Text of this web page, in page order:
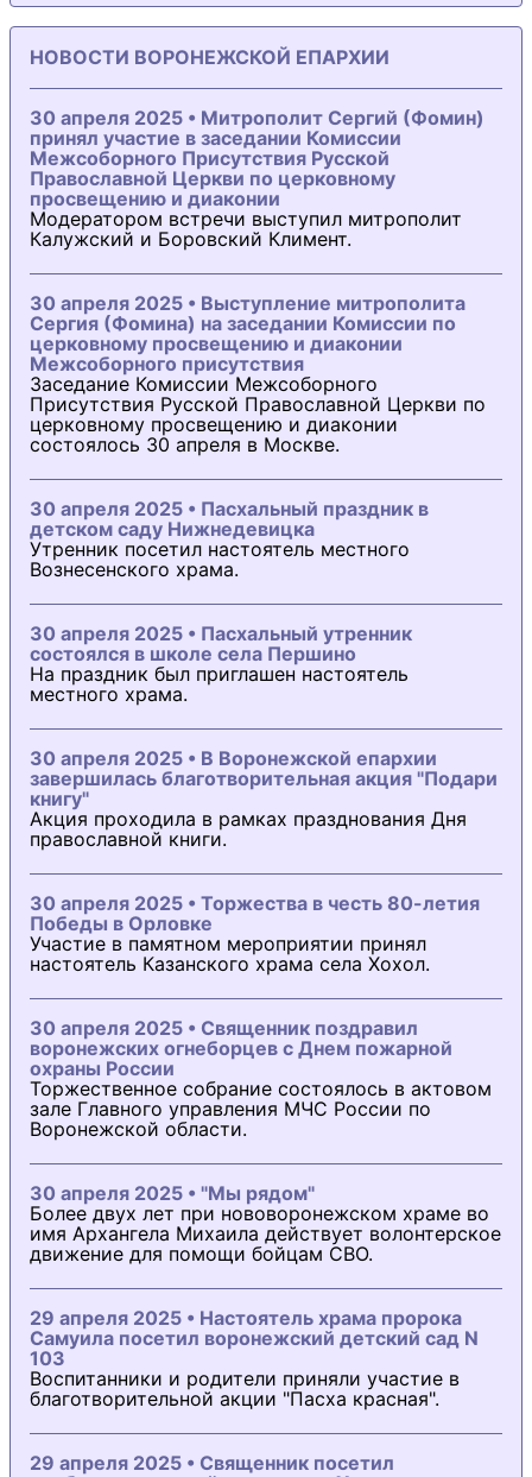
НОВОСТИ ВОРОНЕЖСКОЙ ЕПАРХИИ
30 апреля 2025 • Митрополит Сергий (Фомин)
принял участие в заседании Комиссии
Межсоборного Присутствия Русской
Православной Церкви по церковному
просвещению и диаконии
Модератором встречи выступил митрополит
Калужский и Боровский Климент.
30 апреля 2025 • Выступление митрополита
Сергия (Фомина) на заседании Комиссии по
церковному просвещению и диаконии
Межсоборного присутствия
Заседание Комиссии Межсоборного
Присутствия Русской Православной Церкви по
церковному просвещению и диаконии
состоялось 30 апреля в Москве.
30 апреля 2025 • Пасхальный праздник в
детском саду Нижнедевицка
Утренник посетил настоятель местного
Вознесенского храма.
30 апреля 2025 • Пасхальный утренник
состоялся в школе села Першино
На праздник был приглашен настоятель
местного храма.
30 апреля 2025 • В Воронежской епархии
завершилась благотворительная акция "Подари
книгу"
Акция проходила в рамках празднования Дня
православной книги.
30 апреля 2025 • Торжества в честь 80-летия
Победы в Орловке
Участие в памятном мероприятии принял
настоятель Казанского храма села Хохол.
30 апреля 2025 • Священник поздравил
воронежских огнеборцев с Днем пожарной
охраны России
Торжественное собрание состоялось в актовом
зале Главного управления МЧС России по
Воронежской области.
30 апреля 2025 • "Мы рядом"
Более двух лет при нововоронежском храме во
имя Архангела Михаила действует волонтерское
движение для помощи бойцам СВО.
29 апреля 2025 • Настоятель храма пророка
Самуила посетил воронежский детский сад N
103
Воспитанники и родители приняли участие в
благотворительной акции "Пасха красная".
29 апреля 2025 • Священник посетил